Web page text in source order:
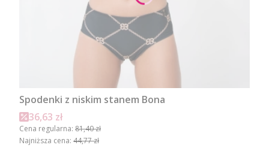
Spodenki z niskim stanem Bona
Cena promocyjna
36,63 zł
Cena regularna: 81,40 zł
Najniższa cena: 44,77 zł